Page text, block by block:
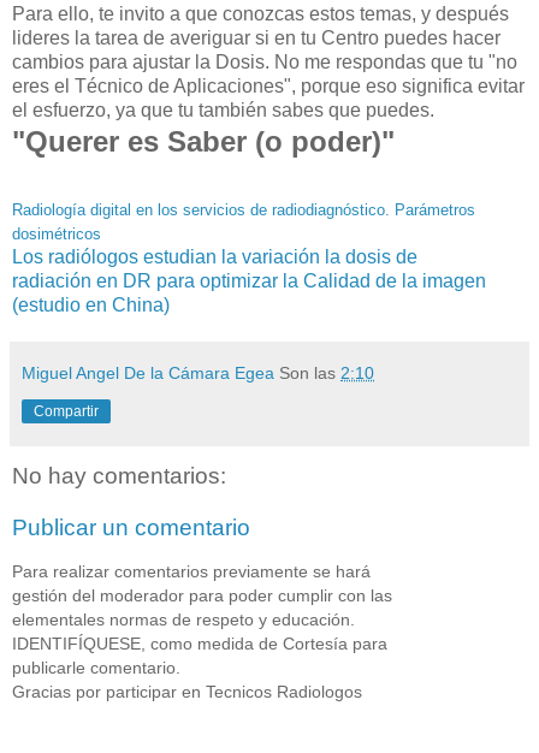
Para ello, te invito a que conozcas estos temas, y después
lideres la tarea de averiguar si en tu Centro puedes hacer
cambios para ajustar la Dosis. No me respondas que tu "no
eres el Técnico de Aplicaciones", porque eso significa evitar
el esfuerzo, ya que tu también sabes que puedes.
"Querer es Saber (o poder)"
Radiología digital en los servicios de radiodiagnóstico. Parámetros
dosimétricos
Los radiólogos estudian la variación la dosis de
radiación en DR para optimizar la Calidad de la imagen
(estudio en China)
Miguel Angel De la Cámara Egea Son las 2:10
Compartir
No hay comentarios:
Publicar un comentario
Para realizar comentarios previamente se hará
gestión del moderador para poder cumplir con las
elementales normas de respeto y educación.
IDENTIFÍQUESE, como medida de Cortesía para
publicarle comentario.
Gracias por participar en Tecnicos Radiologos